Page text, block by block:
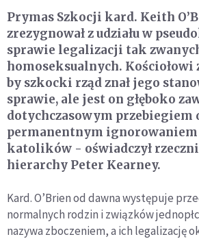
Prymas Szkocji kard. Keith
zrezygnował z udziału w
sprawie legalizacji tak
homoseksualnych. Kościołowi
by szkocki rząd znał jego
sprawie, ale jest on głęboko
dotychczasowym przebiegiem
permanentnym
katolików - oświadczył
hierarchy Peter Kearney.
Kard. O’Brien od dawna występuje
normalnych rodzin i związków
nazywa zboczeniem, a ich legalizację